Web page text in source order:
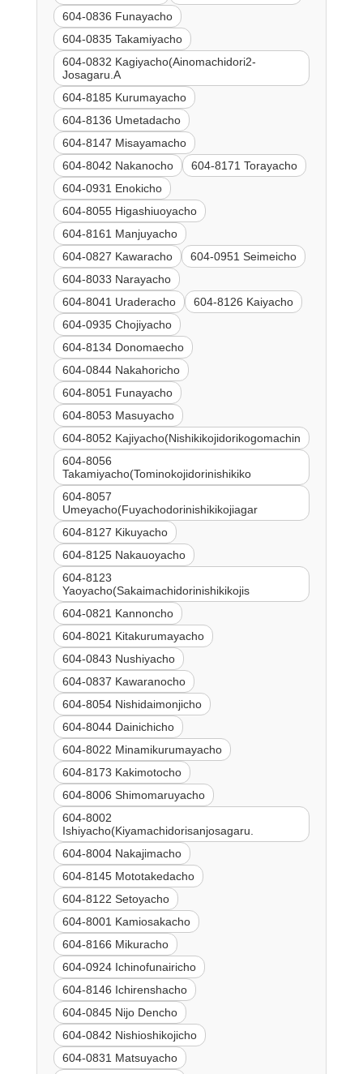
604-0836 Funayacho
604-0835 Takamiyacho
604-0832 Kagiyacho(Ainomachidori2-
Josagaru.A
604-8185 Kurumayacho
604-8136 Umetadacho
604-8147 Misayamacho
604-8042 Nakanocho
604-8171 Torayacho
604-0931 Enokicho
604-8055 Higashiuoyacho
604-8161 Manjuyacho
604-0827 Kawaracho
604-0951 Seimeicho
604-8033 Narayacho
604-8041 Uraderacho
604-8126 Kaiyacho
604-0935 Chojiyacho
604-8134 Donomaecho
604-0844 Nakahoricho
604-8051 Funayacho
604-8053 Masuyacho
604-8052 Kajiyacho(Nishikikojidorikogomachin
604-8056
Takamiyacho(Tominokojidorinishikiko
604-8057
Umeyacho(Fuyachodorinishikikojiagar
604-8127 Kikuyacho
604-8125 Nakauoyacho
604-8123
Yaoyacho(Sakaimachidorinishikikojis
604-0821 Kannoncho
604-8021 Kitakurumayacho
604-0843 Nushiyacho
604-0837 Kawaranocho
604-8054 Nishidaimonjicho
604-8044 Dainichicho
604-8022 Minamikurumayacho
604-8173 Kakimotocho
604-8006 Shimomaruyacho
604-8002
Ishiyacho(Kiyamachidorisanjosagaru.
604-8004 Nakajimacho
604-8145 Mototakedacho
604-8122 Setoyacho
604-8001 Kamiosakacho
604-8166 Mikuracho
604-0924 Ichinofunairicho
604-8146 Ichirenshacho
604-0845 Nijo Dencho
604-0842 Nishioshikojicho
604-0831 Matsuyacho